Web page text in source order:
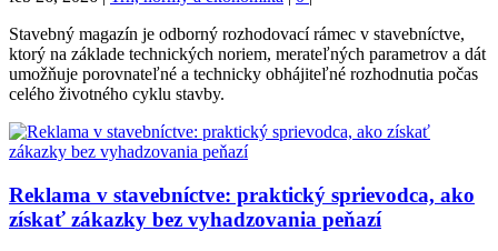
Stavebný magazín je odborný rozhodovací rámec v stavebníctve,
ktorý na základe technických noriem, merateľných parametrov a dát
umožňuje porovnateľné a technicky obhájiteľné rozhodnutia počas
celého životného cyklu stavby.
Reklama v stavebníctve: praktický sprievodca, ako
získať zákazky bez vyhadzovania peňazí